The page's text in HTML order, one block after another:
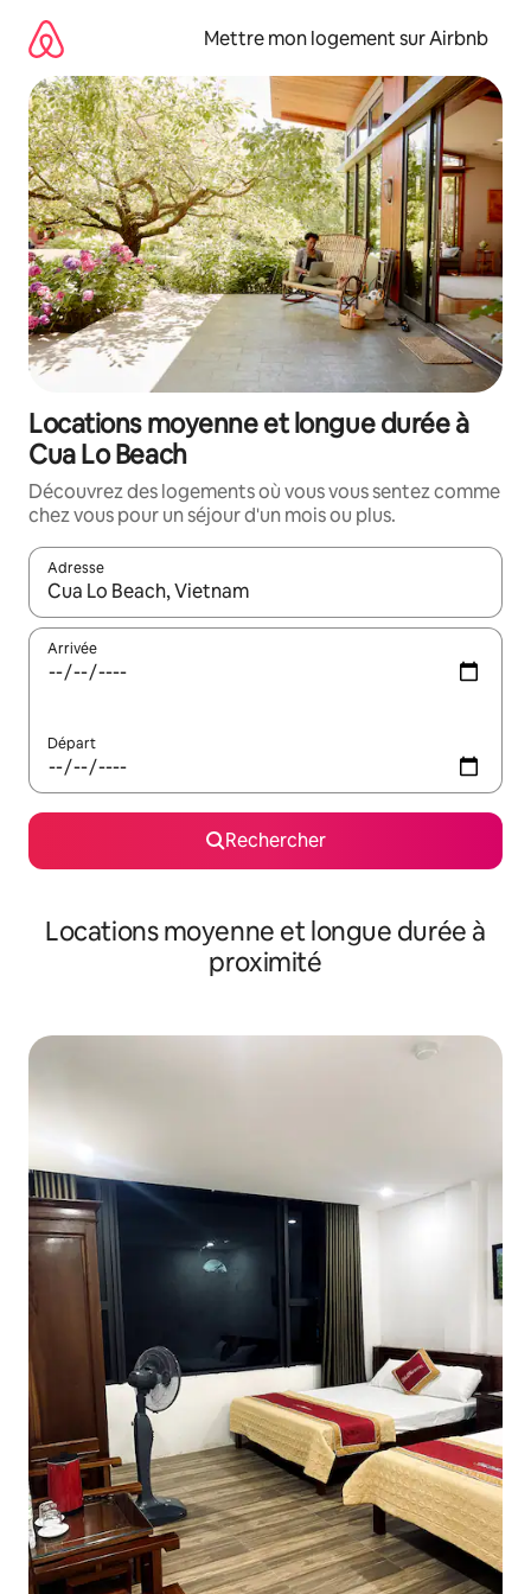
directement
contenu
Mettre mon logement sur Airbnb
Locations moyenne et longue durée à
Cua Lo Beach
Découvrez des logements où vous vous sentez comme
chez vous pour un séjour d'un mois ou plus.
Adresse
Lorsque les résultats s'affichent, utilisez les flèches vers le
Arrivée
Départ
Rechercher
Locations moyenne et longue durée à
proximité